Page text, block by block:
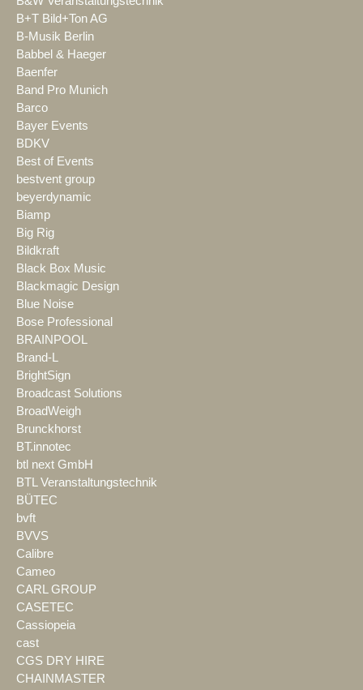
B+T Bild+Ton AG
B-Musik Berlin
Babbel & Haeger
Baenfer
Band Pro Munich
Barco
Bayer Events
BDKV
Best of Events
bestvent group
beyerdynamic
Biamp
Big Rig
Bildkraft
Black Box Music
Blackmagic Design
Blue Noise
Bose Professional
BRAINPOOL
Brand-L
BrightSign
Broadcast Solutions
BroadWeigh
Brunckhorst
BT.innotec
btl next GmbH
BTL Veranstaltungstechnik
BÜTEC
bvft
BVVS
Calibre
Cameo
CARL GROUP
CASETEC
Cassiopeia
cast
CGS DRY HIRE
CHAINMASTER